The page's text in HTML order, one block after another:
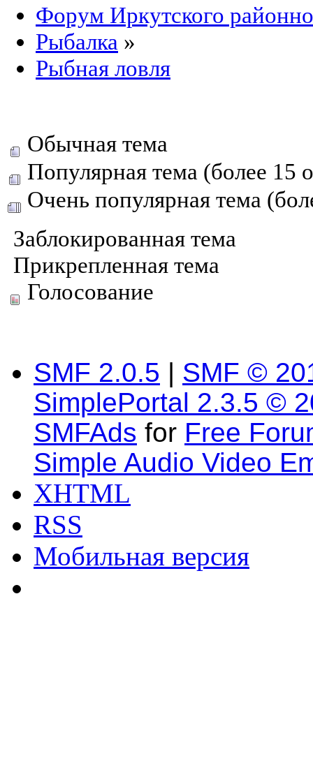
Форум Иркутского
Рыбалка »
Рыбная ловля
Обычная тема
Популярная тема (более 15
Очень популярная тема
Заблокированная тема
Прикрепленная тема
Голосование
SMF 2.0.5 | SMF ©
SimplePortal 2.3.5 ©
SMFAds for Free
Simple Audio Video
XHTML
RSS
Мобильная версия